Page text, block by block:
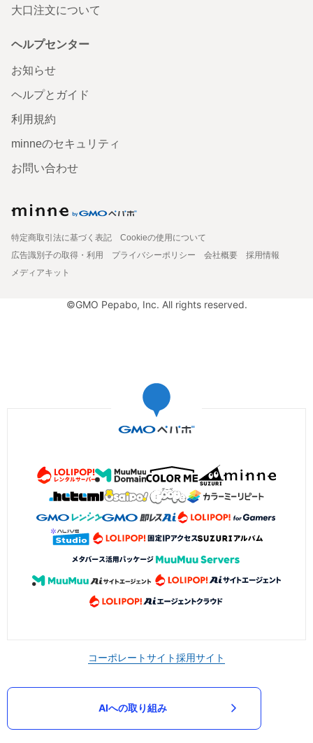
大口注文について
ヘルプセンター
お知らせ
ヘルプとガイド
利用規約
minneのセキュリティ
お問い合わせ
特定商取引法に基づく表記
Cookieの使用について
広告識別子の取得・利用
プライバシーポリシー 会社概要
採用情報
メディアキット
©GMO Pepabo, Inc. All rights reserved.
コーポレートサイト採用サイト
AIへの取り組み